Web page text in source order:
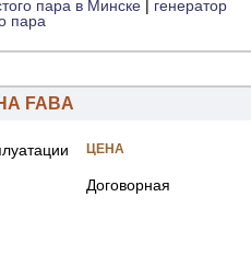
пара в Минске | генератор
пара
FABA
ЦЕНА
Договорная